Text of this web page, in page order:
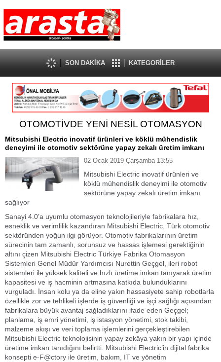
SON DAKİKA KATEGORİLER
OTOMOTİVDE YENİ NESİL OTOMASYON
Mitsubishi Electric inovatif ürünleri ve köklü mühendislik
deneyimi ile otomotiv sektörüne yapay zekalı üretim imkanı
02 Ocak 2019 Çarşamba 13:55
Mitsubishi Electric inovatif ürünleri ve
köklü mühendislik deneyimi ile otomotiv
sektörüne yapay zekalı üretim imkanı
sağlıyor
Sanayi 4.0’a uyumlu otomasyon teknolojileriyle fabrikalara hız,
esneklik ve verimlilik kazandıran Mitsubishi Electric, Türk otomotiv
sektöründen yoğun ilgi görüyor. Otomotiv fabrikalarının üretim
sürecinin tam zamanlı, sorunsuz ve hassas işlemesi gerektiğinin
altını çizen Mitsubishi Electric Türkiye Fabrika Otomasyon
Sistemleri Genel Müdür Yardımcısı Nurettin Geçgel, ileri robot
sistemleri ile yüksek kaliteli ve hızlı üretime imkan tanıyarak üretim
kapasitesi ve iş hacminin artmasına katkıda bulunduklarını
vurguladı. İnsan kolu ya da eline yakın hassasiyete sahip robotlarla
özellikle zor ve tehlikeli işlerde iş güvenliği ve işçi sağlığı açısından
fabrikalara büyük avantaj sağladıklarını ifade eden Geçgel;
planlama, iş emri yönetimi, iş istasyon yönetimi, stok takibi,
malzeme akışı ve veri toplama işlemlerini gerçekleştirebilen
Mitsubishi Electric teknolojisinin yapay zekâya yakın bir yapı içinde
üretime imkan tanıdığını belirtti. Mitsubishi Electric’in dijital fabrika
konsepti e-F@ctory ile üretim, bakım, IT ve yönetim